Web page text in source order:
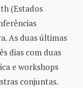
(Estados
As duas últimas
dias com duas
e workshops
conjuntas.